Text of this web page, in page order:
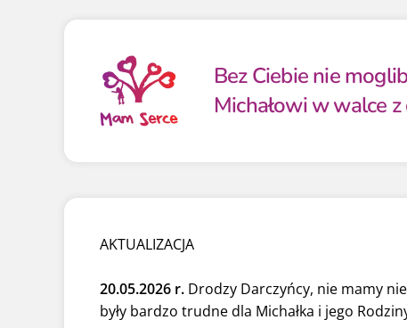
Bez Ciebie nie
Michałowi w walce
AKTUALIZACJA
20.05.2026 r. Drodzy Darczyńcy, nie mamy
były bardzo trudne dla Michałka i jego